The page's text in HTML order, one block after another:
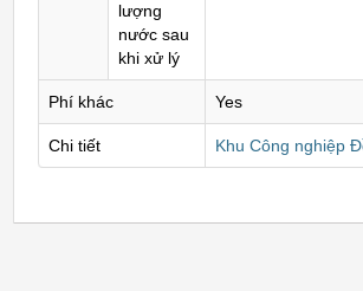
lượng
nước sau
khi xử lý
Phí khác Yes
Chi tiết Khu Công nghiệp